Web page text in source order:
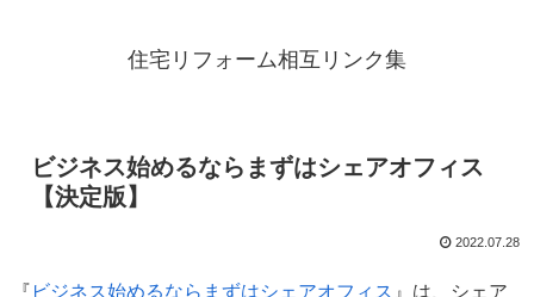
住宅リフォーム相互リンク集
ビジネス始めるならまずはシェアオフィス
【決定版】
2022.07.28
『 ビジネス始めるならまずはシェアオフィス 』は、シェア